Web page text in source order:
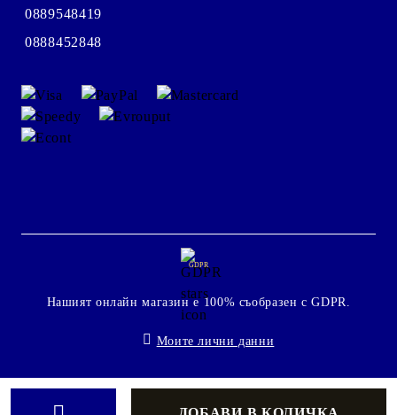
0889548419
0888452848
GDPR
Нашият онлайн магазин е 100% съобразен с GDPR.
Моите лични данни